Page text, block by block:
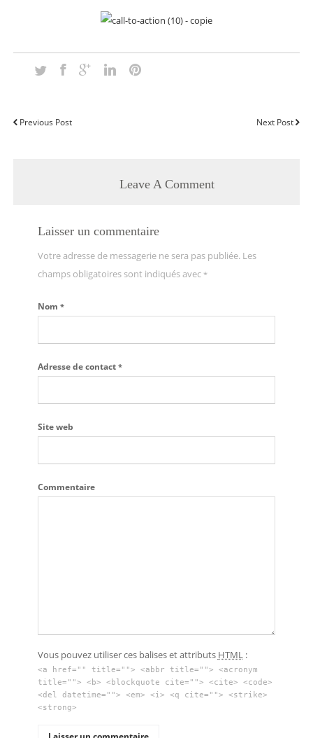
Previous Post Next Post
Leave A Comment
Laisser un commentaire
Votre adresse de messagerie ne sera pas publiée. Les
champs obligatoires sont indiqués avec *
Nom *
Adresse de contact *
Site web
Commentaire
Vous pouvez utiliser ces balises et attributs HTML:
<a href="" title=""> <abbr title=""> <acronym
title=""> <b> <blockquote cite=""> <cite> <code>
<del datetime=""> <em> <i> <q cite=""> <strike>
<strong>